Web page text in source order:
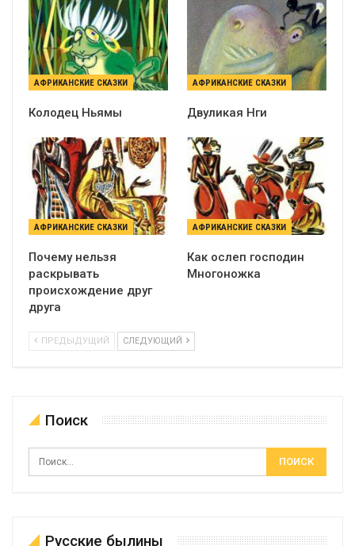
АФРИКАНСКИЕ СКАЗКИ
Колодец Ньямы
АФРИКАНСКИЕ СКАЗКИ
Двуликая Нги
АФРИКАНСКИЕ СКАЗКИ
Почему нельзя
раскрывать
происхождение друг
друга
АФРИКАНСКИЕ СКАЗКИ
Как ослеп господин
Многоножка
ПРЕДЫДУЩИЙ СЛЕДУЮЩИЙ
Поиск
Русские былины